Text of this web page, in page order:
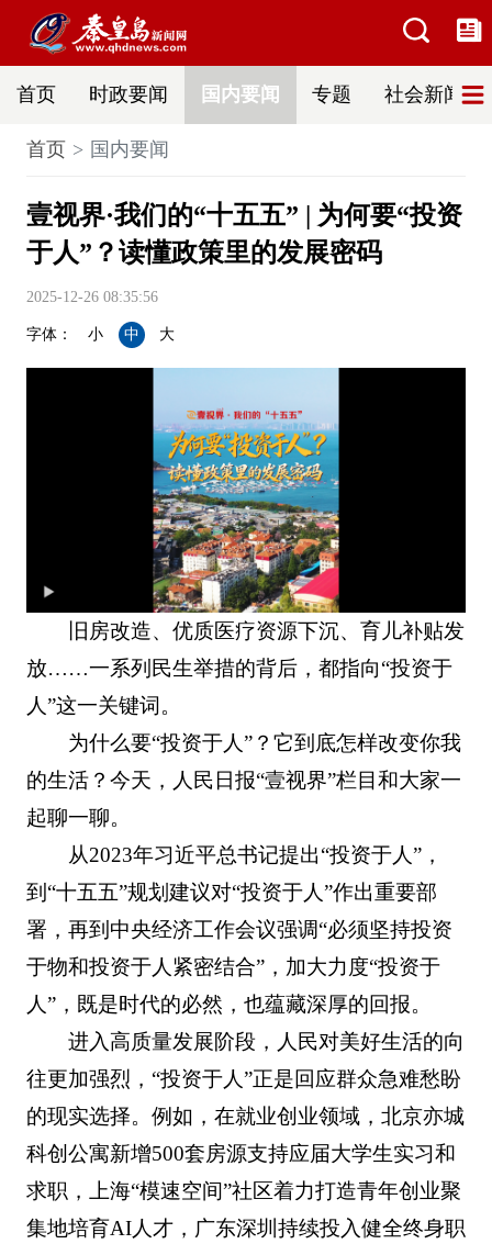
首页 时政要闻 国内要闻 专题 社会新闻
首页 国内要闻
壹视界·我们的“十五五” | 为何要“投资
于人”？读懂政策里的发展密码
2025-12-26 08:35:56
字体： 小 中 大
旧房改造、优质医疗资源下沉、育儿补贴发
放……一系列民生举措的背后，都指向“投资于
人”这一关键词。
为什么要“投资于人”？它到底怎样改变你我
的生活？今天，人民日报“壹视界”栏目和大家一
起聊一聊。
从2023年习近平总书记提出“投资于人”，
到“十五五”规划建议对“投资于人”作出重要部
署，再到中央经济工作会议强调“必须坚持投资
于物和投资于人紧密结合”，加大力度“投资于
人”，既是时代的必然，也蕴藏深厚的回报。
进入高质量发展阶段，人民对美好生活的向
往更加强烈，“投资于人”正是回应群众急难愁盼
的现实选择。例如，在就业创业领域，北京亦城
科创公寓新增500套房源支持应届大学生实习和
求职，上海“模速空间”社区着力打造青年创业聚
集地培育AI人才，广东深圳持续投入健全终身职